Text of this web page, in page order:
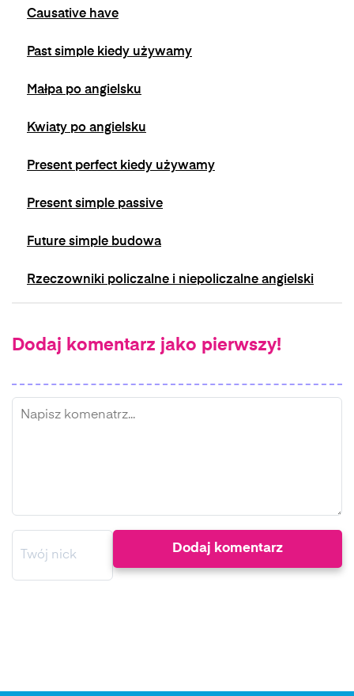
Causative have
Past simple kiedy używamy
Małpa po angielsku
Kwiaty po angielsku
Present perfect kiedy używamy
Present simple passive
Future simple budowa
Rzeczowniki policzalne i niepoliczalne angielski
Dodaj komentarz jako pierwszy!